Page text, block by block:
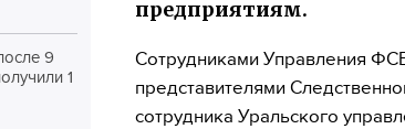
9
1
предприятиям.
Сотрудниками Управления
представителями
сотрудника Уральского